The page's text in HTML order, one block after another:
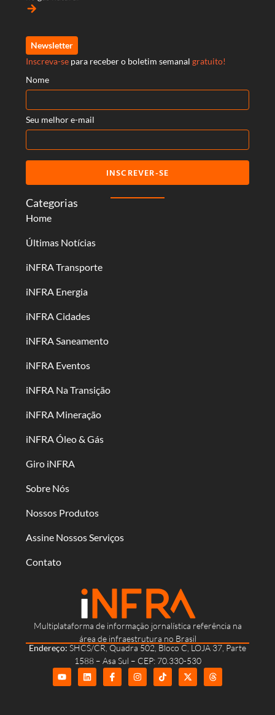
Multiplataforma de informação jornalística referência na
área de infraestrutura no Brasil
Endereço: SHCS/CR, Quadra 502, Bloco C, LOJA 37, Parte
1588 – Asa Sul – CEP: 70.330-530
Categorias
Home
Últimas Notícias
iNFRA Transporte
iNFRA Energia
iNFRA Cidades
iNFRA Saneamento
iNFRA Eventos
iNFRA Na Transição
iNFRA Mineração
iNFRA Óleo & Gás
Giro iNFRA
Sobre Nós
Nossos Produtos
Assine Nossos Serviços
Contato
arrow_forward
Newsletter
Inscreva-se para receber o boletim semanal gratuito!
Nome
Seu melhor e-mail
INSCREVER-SE